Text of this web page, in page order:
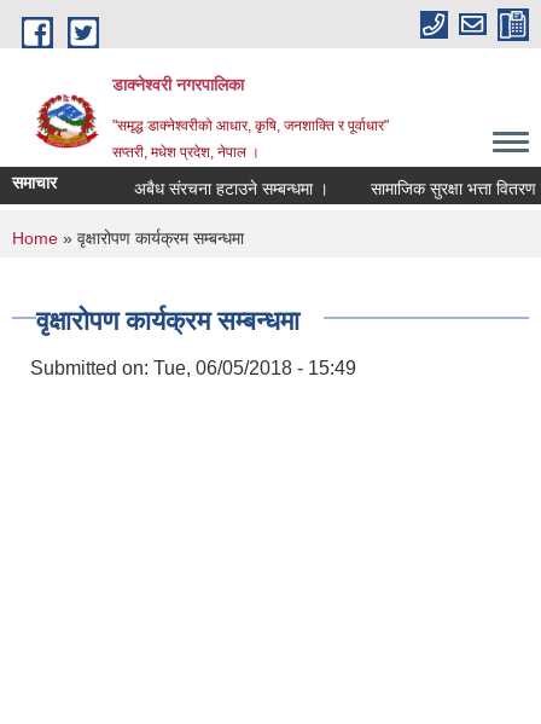
Skip to main content
डाक्नेश्वरी नगरपालिका
"समृद्ध डाक्नेश्वरीको आधार, कृषि, जनशाक्ति र पूर्वाधार"
सप्तरी, मधेश प्रदेश, नेपाल ।
समाचार अबैध संरचना हटाउने सम्बन्धमा । सामाजिक सुरक्षा भत्ता वितरण
You are here
Home » वृक्षारोपण कार्यक्रम सम्बन्धमा
वृक्षारोपण कार्यक्रम सम्बन्धमा
Submitted on: Tue, 06/05/2018 - 15:49